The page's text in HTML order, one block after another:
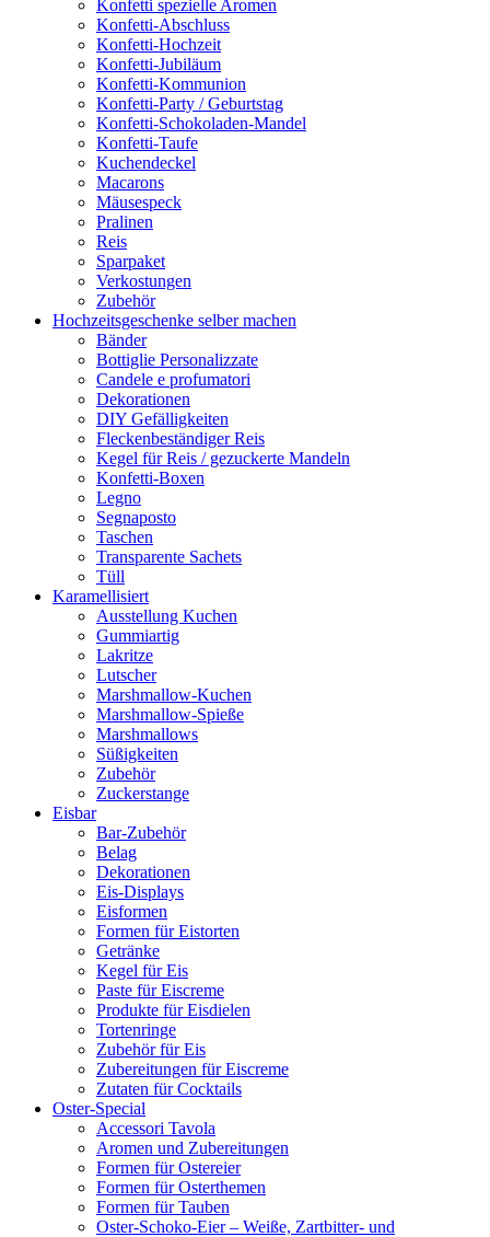
Konfetti spezielle Aromen
Konfetti-Abschluss
Konfetti-Hochzeit
Konfetti-Jubiläum
Konfetti-Kommunion
Konfetti-Party / Geburtstag
Konfetti-Schokoladen-Mandel
Konfetti-Taufe
Kuchendeckel
Macarons
Mäusespeck
Pralinen
Reis
Sparpaket
Verkostungen
Zubehör
Hochzeitsgeschenke selber machen
Bänder
Bottiglie Personalizzate
Candele e profumatori
Dekorationen
DIY Gefälligkeiten
Fleckenbeständiger Reis
Kegel für Reis / gezuckerte Mandeln
Konfetti-Boxen
Legno
Segnaposto
Taschen
Transparente Sachets
Tüll
Karamellisiert
Ausstellung Kuchen
Gummiartig
Lakritze
Lutscher
Marshmallow-Kuchen
Marshmallow-Spieße
Marshmallows
Süßigkeiten
Zubehör
Zuckerstange
Eisbar
Bar-Zubehör
Belag
Dekorationen
Eis-Displays
Eisformen
Formen für Eistorten
Getränke
Kegel für Eis
Paste für Eiscreme
Produkte für Eisdielen
Tortenringe
Zubehör für Eis
Zubereitungen für Eiscreme
Zutaten für Cocktails
Oster-Special
Accessori Tavola
Aromen und Zubereitungen
Formen für Ostereier
Formen für Osterthemen
Formen für Tauben
Oster-Schoko-Eier – Weiße, Zartbitter- und